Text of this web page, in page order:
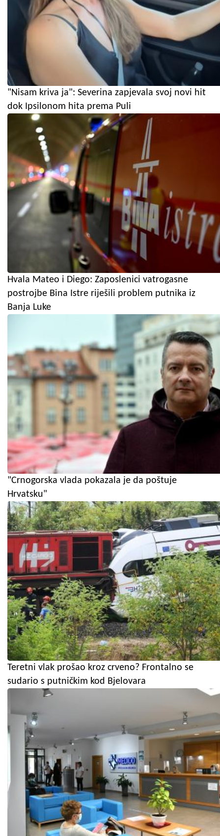
"Nisam kriva ja": Severina zapjevala svoj novi hit
dok Ipsilonom hita prema Puli
Hvala Mateo i Diego: Zaposlenici vatrogasne
postrojbe Bina Istre riješili problem putnika iz
Banja Luke
"Crnogorska vlada pokazala je da poštuje
Hrvatsku"
Teretni vlak prošao kroz crveno? Frontalno se
sudario s putničkim kod Bjelovara